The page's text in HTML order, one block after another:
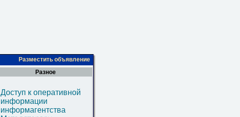
Разместить объявление
Разное
Доступ к оперативной
информации
информагентства